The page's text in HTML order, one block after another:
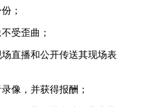
；
受歪曲；
场直播和公开传送其现场表
像，并获得报酬；